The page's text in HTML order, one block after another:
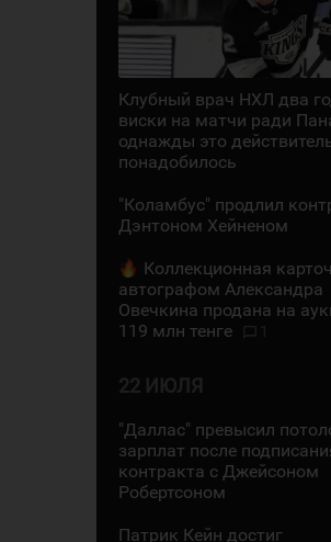
Клубный врач НХЛ два
виски на матчи ради
однажды это
понадобилось
"Коламбус" продлил
Дэнтоном Хейненом
Коллекционная
автографом Александра
Овечкина продана на
119 млн тенге
22 ИЮЛЯ
"Даллас" превысил
зарплат после
контракта с Джейсоном
Робертсоном
Патрик Кейн достиг